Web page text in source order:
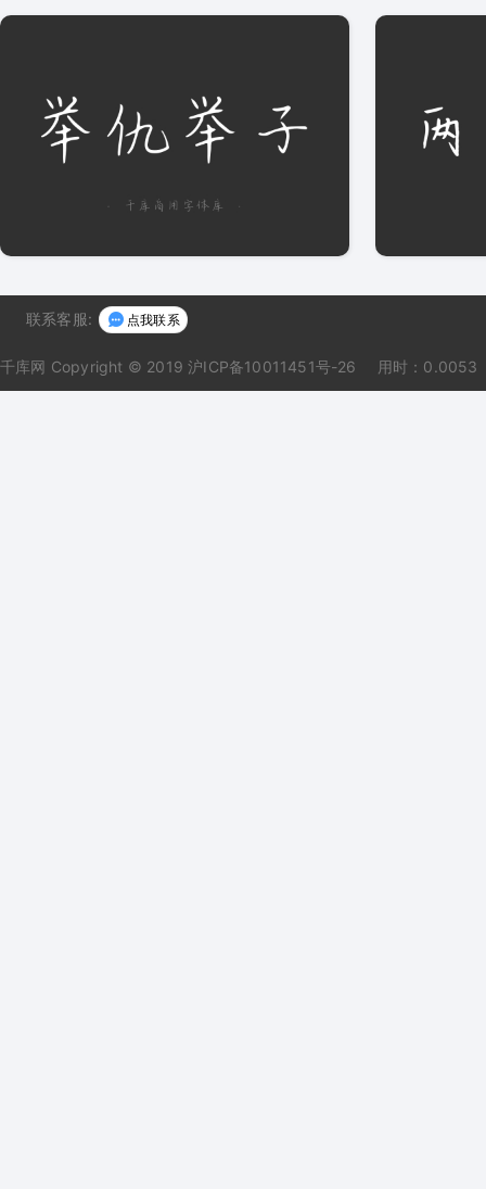
联系客服: 点我联系
千库网 Copyright © 2019 沪ICP备10011451号-26 用时：0.0053